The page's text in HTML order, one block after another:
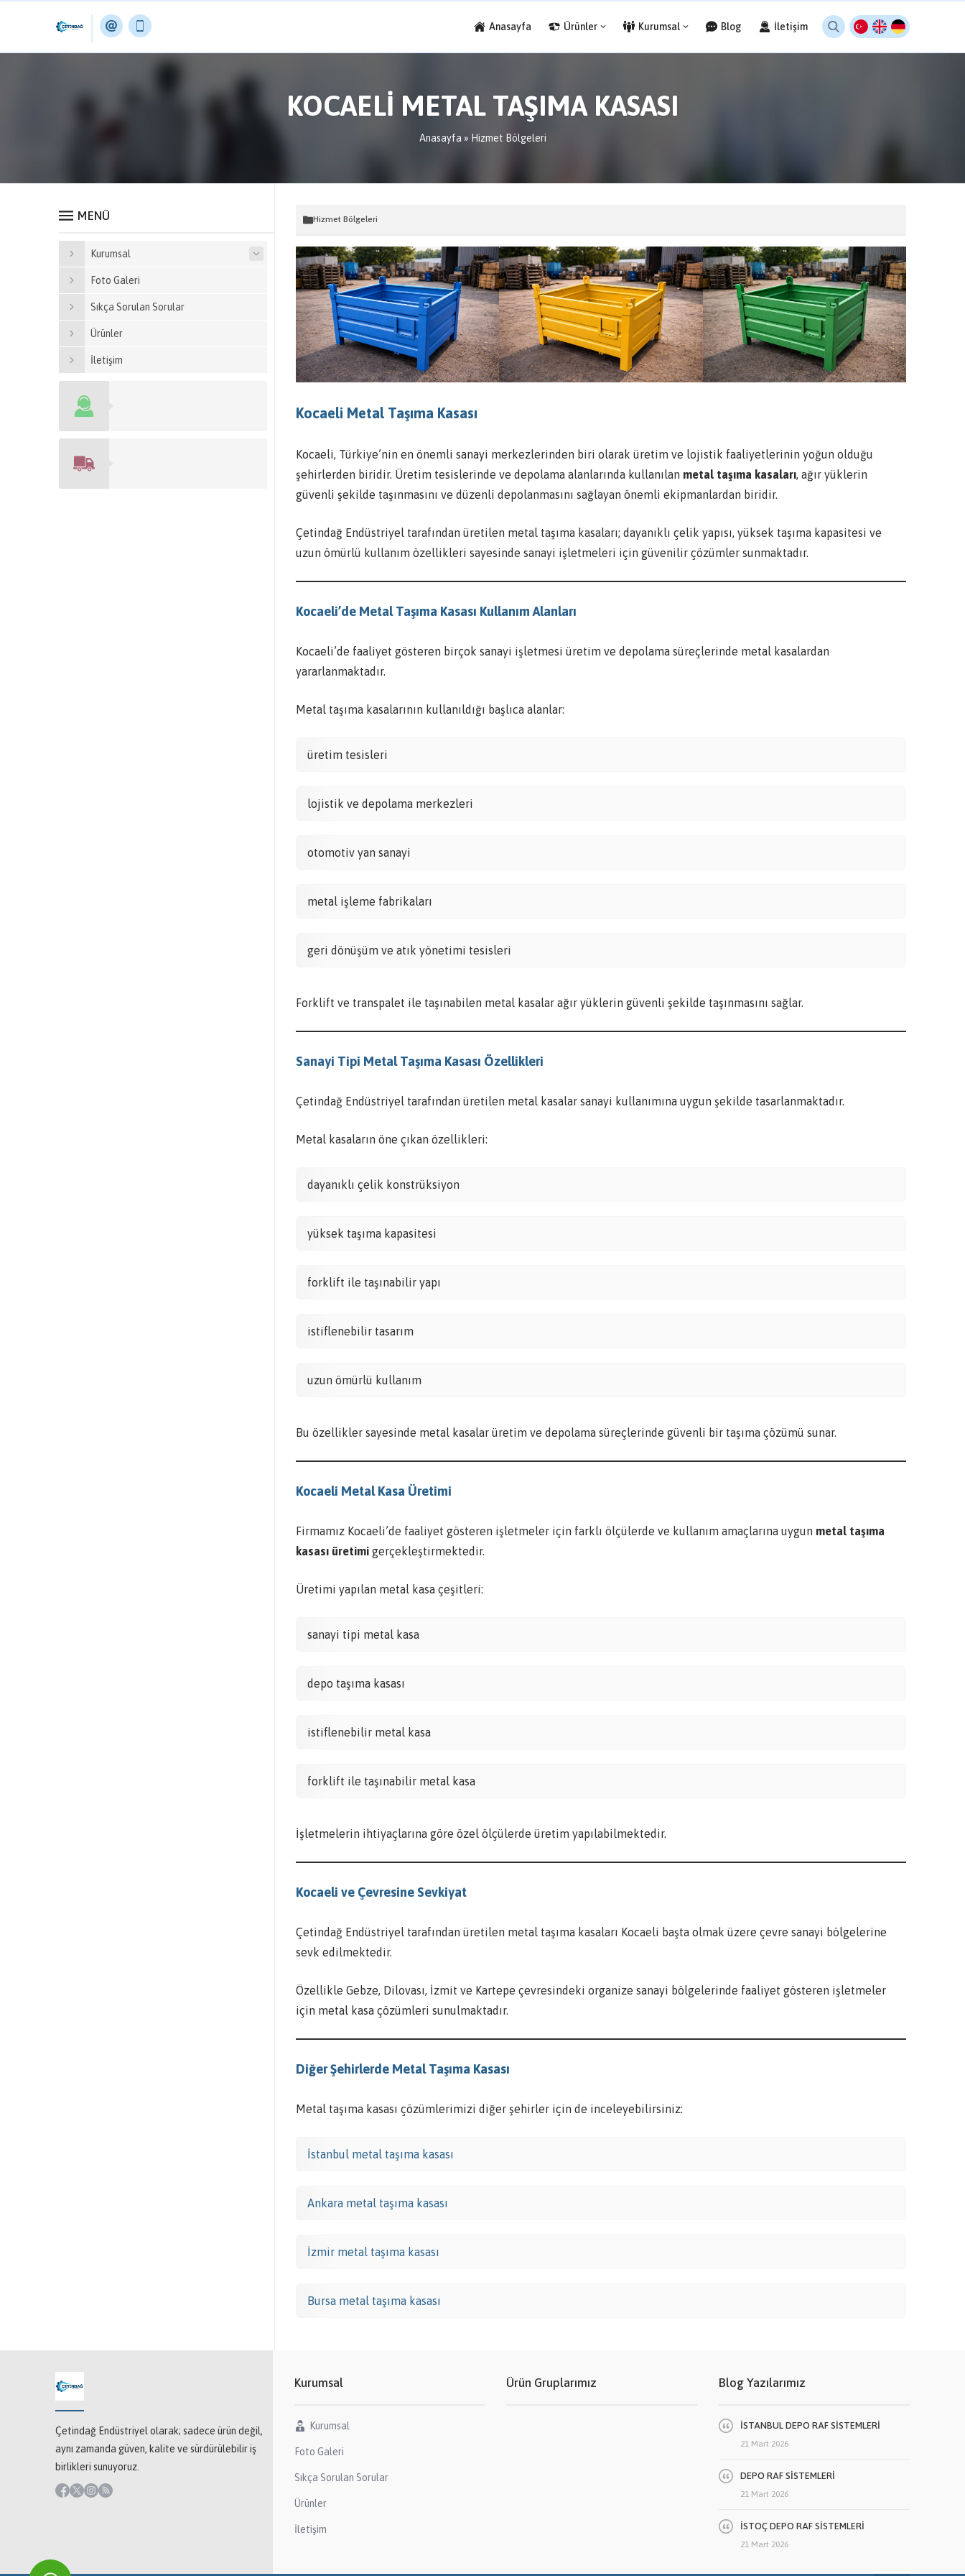
Anasayfa Ürünler Kurumsal Blog İletişim
KOCAELİ METAL TAŞIMA KASASI
Anasayfa » Hizmet Bölgeleri
Hizmet Bölgeleri
Kocaeli Metal Taşıma Kasası
Kocaeli, Türkiye’nin en önemli sanayi merkezlerinden biri olarak üretim ve lojistik faaliyetlerinin yoğun olduğu
şehirlerden biridir. Üretim tesislerinde ve depolama alanlarında kullanılan metal taşıma kasaları, ağır yüklerin
güvenli şekilde taşınmasını ve düzenli depolanmasını sağlayan önemli ekipmanlardan biridir.
Çetindağ Endüstriyel tarafından üretilen metal taşıma kasaları; dayanıklı çelik yapısı, yüksek taşıma kapasitesi ve
uzun ömürlü kullanım özellikleri sayesinde sanayi işletmeleri için güvenilir çözümler sunmaktadır.
Kocaeli’de Metal Taşıma Kasası Kullanım Alanları
Kocaeli’de faaliyet gösteren birçok sanayi işletmesi üretim ve depolama süreçlerinde metal kasalardan
yararlanmaktadır.
Metal taşıma kasalarının kullanıldığı başlıca alanlar:
üretim tesisleri
lojistik ve depolama merkezleri
otomotiv yan sanayi
metal işleme fabrikaları
geri dönüşüm ve atık yönetimi tesisleri
Forklift ve transpalet ile taşınabilen metal kasalar ağır yüklerin güvenli şekilde taşınmasını sağlar.
Sanayi Tipi Metal Taşıma Kasası Özellikleri
Çetindağ Endüstriyel tarafından üretilen metal kasalar sanayi kullanımına uygun şekilde tasarlanmaktadır.
Metal kasaların öne çıkan özellikleri:
dayanıklı çelik konstrüksiyon
yüksek taşıma kapasitesi
forklift ile taşınabilir yapı
istiflenebilir tasarım
uzun ömürlü kullanım
Bu özellikler sayesinde metal kasalar üretim ve depolama süreçlerinde güvenli bir taşıma çözümü sunar.
Kocaeli Metal Kasa Üretimi
Firmamız Kocaeli’de faaliyet gösteren işletmeler için farklı ölçülerde ve kullanım amaçlarına uygun metal taşıma
kasası üretimi gerçekleştirmektedir.
Üretimi yapılan metal kasa çeşitleri:
sanayi tipi metal kasa
depo taşıma kasası
istiflenebilir metal kasa
forklift ile taşınabilir metal kasa
İşletmelerin ihtiyaçlarına göre özel ölçülerde üretim yapılabilmektedir.
Kocaeli ve Çevresine Sevkiyat
Çetindağ Endüstriyel tarafından üretilen metal taşıma kasaları Kocaeli başta olmak üzere çevre sanayi bölgelerine
sevk edilmektedir.
Özellikle Gebze, Dilovası, İzmit ve Kartepe çevresindeki organize sanayi bölgelerinde faaliyet gösteren işletmeler
için metal kasa çözümleri sunulmaktadır.
Diğer Şehirlerde Metal Taşıma Kasası
Metal taşıma kasası çözümlerimizi diğer şehirler için de inceleyebilirsiniz:
İstanbul metal taşıma kasası
Ankara metal taşıma kasası
İzmir metal taşıma kasası
Bursa metal taşıma kasası
MENÜ
Kurumsal
Foto Galeri
Sıkça Sorulan Sorular
Ürünler
İletişim
Çetindağ Endüstriyel olarak; sadece ürün değil,
aynı zamanda güven, kalite ve sürdürülebilir iş
birlikleri sunuyoruz.
Kurumsal
Kurumsal
Foto Galeri
Sıkça Sorulan Sorular
Ürünler
İletişim
Ürün Gruplarımız Blog Yazılarımız
İSTANBUL DEPO RAF SİSTEMLERİ
21 Mart 2026
DEPO RAF SİSTEMLERİ
21 Mart 2026
İSTOÇ DEPO RAF SİSTEMLERİ
21 Mart 2026